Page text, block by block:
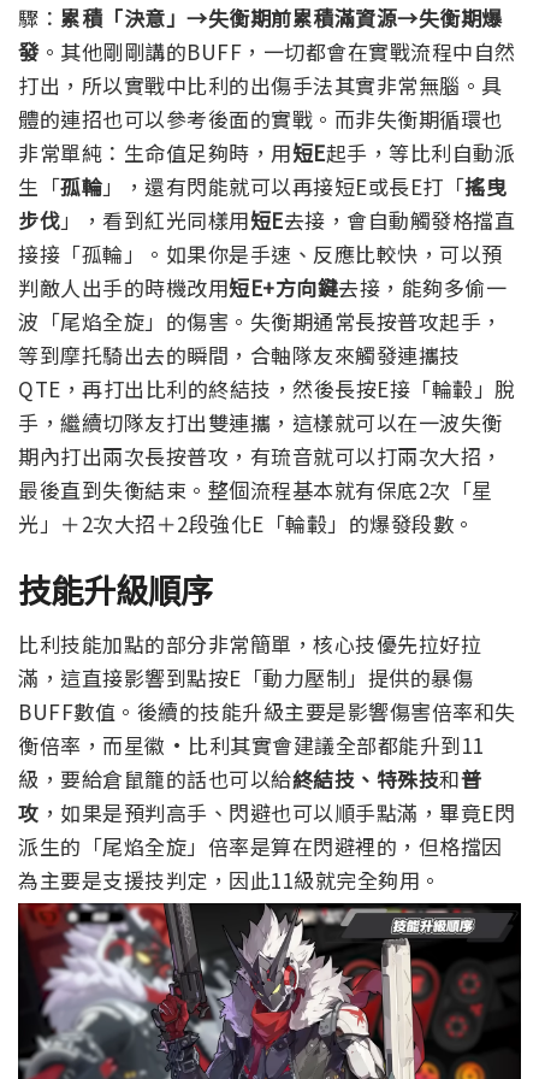
驟： 累積「決意」→失衡期前累積滿資源→失衡期爆
發。 其他剛剛講的BUFF，一切都會在實戰流程中自然
打出，所以實戰中比利的出傷手法其實非常無腦。具
體的連招也可以參考後面的實戰。 而非失衡期循環也
非常單純：生命值足夠時，用短E起手，等比利自動派
生「孤輪」，還有閃能就可以再接短E或長E打「搖曳
步伐」，看到紅光同樣用短E去接，會自動觸發格擋直
接接「孤輪」。如果你是手速、反應比較快，可以預
判敵人出手的時機改用短E+方向鍵去接，能夠多偷一
波「尾焰全旋」的傷害。失衡期通常長按普攻起手，
等到摩托騎出去的瞬間，合軸隊友來觸發連攜技
QTE，再打出比利的終結技，然後長按E接「輪轂」脫
手，繼續切隊友打出雙連攜，這樣就可以在一波失衡
期內打出兩次長按普攻，有琉音就可以打兩次大招，
最後直到失衡結束。整個流程基本就有保底2次「星
光」＋2次大招＋2段強化E「輪轂」的爆發段數。
技能升級順序
比利技能加點的部分非常簡單，核心技優先拉好拉
滿，這直接影響到點按E「動力壓制」提供的暴傷
BUFF數值。 後續的技能升級主要是影響傷害倍率和失
衡倍率，而星徽·比利其實會建議全部都能升到11
級，要給倉鼠籠的話也可以給終結技、特殊技和普
攻 ，如果是預判高手、閃避也可以順手點滿，畢竟E閃
派生的「尾焰全旋」倍率是算在閃避裡的，但格擋因
為主要是支援技判定，因此11級就完全夠用。